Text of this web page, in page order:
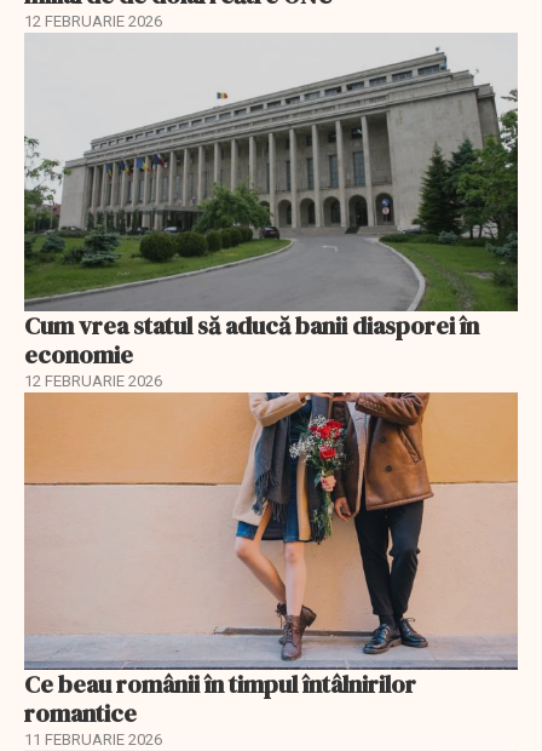
12 FEBRUARIE 2026
Cum vrea statul să aducă banii diasporei în
economie
12 FEBRUARIE 2026
Ce beau românii în timpul întâlnirilor
romantice
11 FEBRUARIE 2026